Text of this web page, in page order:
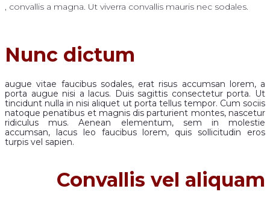
, convallis a magna. Ut viverra convallis mauris nec sodales.
Nunc dictum
augue vitae faucibus sodales, erat risus accumsan lorem, a
porta augue nisi a lacus. Duis sagittis consectetur porta. Ut
tincidunt nulla in nisi aliquet ut porta tellus tempor. Cum sociis
natoque penatibus et magnis dis parturient montes, nascetur
ridiculus mus. Aenean elementum, sem in molestie
accumsan, lacus leo faucibus lorem, quis sollicitudin eros
turpis vel sapien.
Convallis vel aliquam